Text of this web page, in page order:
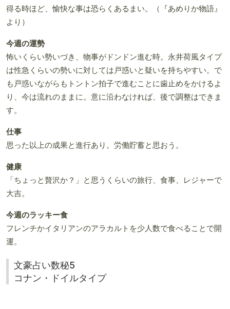
得る時ほど、愉快な事は恐らくあるまい。（『あめりか物語』
より）
今週の運勢
怖いくらい勢いづき、物事がドンドン進む時。永井荷風タイプ
は性急くらいの勢いに対しては戸惑いと疑いを持ちやすい。で
も戸惑いながらもトントン拍子で進むことに歯止めをかけるよ
り、今は流れのままに。意に沿わなければ、後で調整はできま
す。
仕事
思った以上の成果と進行あり。労働貯蓄と思おう。
健康
「ちょっと贅沢か？」と思うくらいの旅行、食事、レジャーで
大吉。
今週のラッキー食
フレンチかイタリアンのアラカルトを少人数で食べることで開
運。
文豪占い数秘5
コナン・ドイルタイプ